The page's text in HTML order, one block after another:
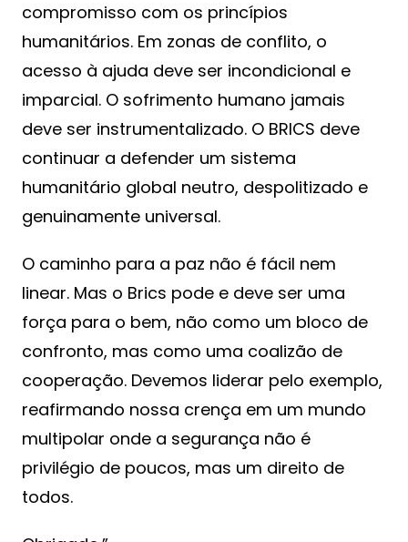
compromisso com os princípios
humanitários. Em zonas de conflito, o
acesso à ajuda deve ser incondicional e
imparcial. O sofrimento humano jamais
deve ser instrumentalizado. O BRICS deve
continuar a defender um sistema
humanitário global neutro, despolitizado e
genuinamente universal.
O caminho para a paz não é fácil nem
linear. Mas o Brics pode e deve ser uma
força para o bem, não como um bloco de
confronto, mas como uma coalizão de
cooperação. Devemos liderar pelo exemplo,
reafirmando nossa crença em um mundo
multipolar onde a segurança não é
privilégio de poucos, mas um direito de
todos.